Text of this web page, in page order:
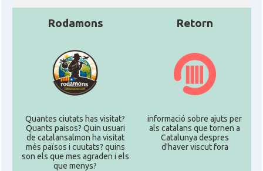
Rodamons
Quantes ciutats has visitat?
Quants paisos? Quin usuari
de catalansalmon ha visitat
més països i cuutats? quins
son els que mes agraden i els
que menys?
Retorn
informació sobre ajuts per
als catalans que tornen a
Catalunya despres
d'haver viscut fora